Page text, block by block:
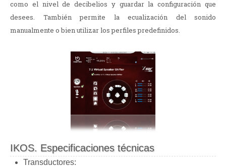
como el nivel de decibelios y guardar la configuración que
desees. También permite la ecualización del sonido
manualmente o bien utilizar los perfiles predefinidos.
IKOS. Especificaciones técnicas
Transductores: